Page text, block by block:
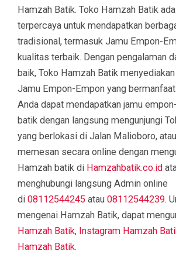
Hamzah Batik. Toko Hamzah Batik
terpercaya untuk mendapatkan
tradisional, termasuk Jamu Empon-
kualitas terbaik. Dengan pengalaman
baik, Toko Hamzah Batik
Jamu Empon-Empon yang
Anda dapat mendapatkan jamu
batik dengan langsung mengunjungi
yang berlokasi di Jalan Malioboro,
memesan secara online dengan
Hamzah batik di Hamzahbatik.co.id
menghubungi langsung Admin online
di 08112544245 atau 08112544239.
mengenai Hamzah Batik, dapat
Hamzah Batik, Instagram Hamzah
Hamzah Batik.